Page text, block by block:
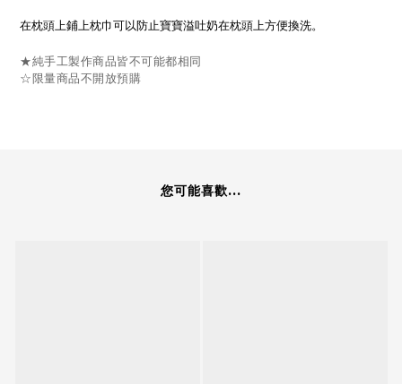
在枕頭上鋪上枕巾可以防止寶寶溢吐奶在枕頭上方便換洗。
★純手工製作商品皆不可能都相同
☆限量商品不開放預購
您可能喜歡...